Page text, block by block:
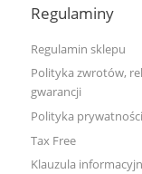
Regulaminy
Regulamin sklepu
Polityka zwrotów,
gwarancji
Polityka prywatności
Tax Free
Klauzula